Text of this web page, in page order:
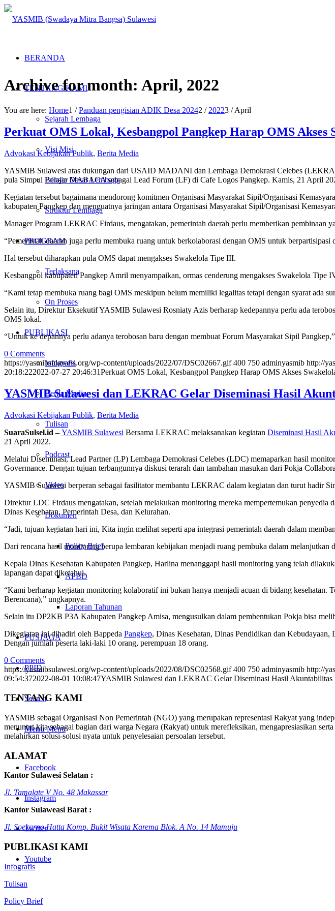
BERANDA
TENTANG KAMI
Sejarah Lembaga
Visi Misi
Prinsip Dasar Lembaga
Struktur Lembaga
PROGRAM
Terlaksana
On Proses
PUBLIKASI
Infografis
Berita Media
Tulisan
Podcast
Video
Dokumen
Policy Brief
APBD
Laporan Tahunan
PUSJAGA
PPID
Search
Menu Menu
Facebook
Instagram
Twitter
Youtube
Archive for month: April, 2022
You are here: Home1 / Panduan pengisian ADIK Desa 20242 / 20223 / April
Perkuat OMS Lokal, Kesbangpol Pangkep Harap OMS Akses
Advokasi Kebijakan Publik, Berita Media
YASMIB Sulawesi atas dukungan dari USAID MADANI dan Lembaga Demokrasi Celebes
pula Simpul Belajar MABACA sebagai Lead Forum (LF) di Cafe Logos Pangkep. Kamis, 21 April
Kegiatan tersebut bagaimana mendorong komitmen Organisasi Masyarakat Sipil/Organisasi
kabupaten Pangkep dan menguatnya jaringan antara Organisasi Masyarakat Sipil/Organisasi
Manager Program LEKRAC Firdaus, mengatakan, pemerintah daerah perlu memberikan pembinaan
“Pemerintah daerah juga perlu membuka ruang untuk berkolaborasi dengan OMS untuk berpartisipasi
Hal tersebut diharapkan pula OMS dapat mengakses Swakelola Tipe III.
Kesbangpol kabupaten Pangkep Amril menyampaikan, ormas cenderung mengakses Swakelola Tipe
“Kami tetap membuka ruang bagi OMS meskipun belum memiliki legalitas tetapi dengan syarat ada
Selain itu, Direktur Eksekutif YASMIB Sulawesi Rosniaty Azis berharap kedepannya perlu ada
OMS lokal.
“Untuk ke depannya perlu adanya terobosan baru dengan membuat Forum Masyarakat Sipil
0 Comments
https://yasmibsulawesi.org/wp-content/uploads/2022/07/DSC02667.gif 400 750 adminyasmib http://
20:18:222022-07-27 20:46:31Perkuat OMS Lokal, Kesbangpol Pangkep Harap OMS Akses
YASMIB Sulawesi dan LEKRAC Gelar Diseminasi Hasil
Advokasi Kebijakan Publik, Berita Media
SuaraSulsel.id –YASMIB Sulawesi Bersama LEKRAC melaksanakan kegiatan Diseminasi Hasil
21 April 2022.
Melalui Diseminasi, Lead Partner (LP) Lembaga Demokrasi Celebes (LDC) memaparkan hasil
Govermance. Dengan tujuan terbangunnya diskusi terarah dan tambahan masukan dari Pokja
YASMIB Sulawesi berperan sebagai fasilitator membantu LEKRAC dalam kegiatan dan turut hadir
Direktur LDC Firdaus mengatakan, setelah melakukan monitoring mereka mempertemukan penyedia
Dinas Kesehatan, Pemerintah Desa, dan Kelurahan.
“Jadi, tujuan kegiatan hari ini, Kita ingin melihat seperti apa integrasi pemerintah daerah dalam
Dari rencana hasil monitoring berupa lembaran kebijakan menjadi ruang pembuka dalam melanjutkan
Kepala Dinas Kesehatan Kabupaten Pangkep, Harlina menanggapi hasil monitoring yang telah
lapangan dapat diketahui.
“Kami berharap kegiatan monitoring kolaboratif ini bukan hanya menjadi acuan di bidang
Berencana),” ungkapnya.
Selain itu DP2KB P3A Kabupaten Pangkep Amisa, mengusulkan dalam pembentukan Pokja bisa
Dikegiatan ini dihadiri oleh Bappeda Pangkep, Dinas Kesehatan, Dinas Pendidikan dan
Dengan jumlah peserta laki-laki 10 orang, perempuan 18 orang.
0 Comments
https://yasmibsulawesi.org/wp-content/uploads/2022/08/DSC02568.gif 400 750 adminyasmib http://
09:54:372022-08-01 10:08:47YASMIB Sulawesi dan LEKRAC Gelar Diseminasi Hasil
TENTANG KAMI
YASMIB sebagai Organisasi Non Pemerintah (NGO) yang merupakan representasi Rakyat yang
menuntut kita sebagai bagian dari warga Negara (Rakyat) untuk merefleksikan, mengapresiasikan
melahirkan solusi-solusi nyata untuk penyelesaian persoalan tersebut.
ALAMAT
Kantor Sulawesi Selatan :
Jl. Tamalate V No. 48 Makassar
Kantor Sulaweasi Barat :
Jl. Soekarno Hatta Komp. Bukit Wisata Karema Blok. A No. 14 Mamuju
PUBLIKASI KAMI
Infografis
Tulisan
Policy Brief